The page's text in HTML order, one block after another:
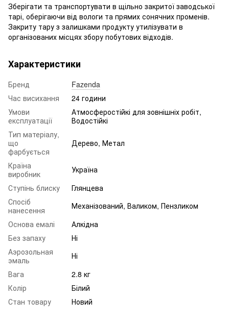
Зберігати та транспортувати в щільно закритої заводської
тарі, оберігаючи від вологи та прямих сонячних променів.
Закриту тару з залишками продукту утилізувати в
організованих місцях збору побутових відходів.
Характеристики
Бренд
Fazenda
Час висихання
24 години
Умови
експлуатації
Атмосферостійкі для зовнішніх робіт,
Водостійкі
Тип матеріалу,
що
фарбується
Дерево, Метал
Країна
виробник
Україна
Ступінь блиску
Глянцева
Спосіб
нанесення
Механізований, Валиком, Пензликом
Основа емалі
Алкідна
Без запаху
Ні
Аэрозольная
эмаль
Ні
Вага
2.8 кг
Колір
Білий
Стан товару
Новий